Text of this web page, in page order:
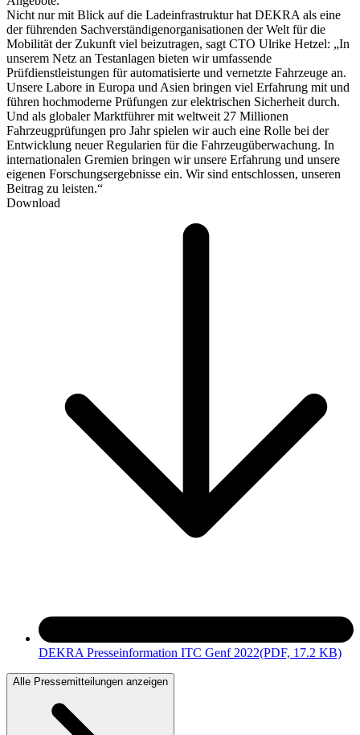
Nicht nur mit Blick auf die Ladeinfrastruktur hat DEKRA als eine
der führenden Sachverständigenorganisationen der Welt für die
Mobilität der Zukunft viel beizutragen, sagt CTO Ulrike Hetzel: „In
unserem Netz an Testanlagen bieten wir umfassende
Prüfdienstleistungen für automatisierte und vernetzte Fahrzeuge an.
Unsere Labore in Europa und Asien bringen viel Erfahrung mit und
führen hochmoderne Prüfungen zur elektrischen Sicherheit durch.
Und als globaler Marktführer mit weltweit 27 Millionen
Fahrzeugprüfungen pro Jahr spielen wir auch eine Rolle bei der
Entwicklung neuer Regularien für die Fahrzeugüberwachung. In
internationalen Gremien bringen wir unsere Erfahrung und unsere
eigenen Forschungsergebnisse ein. Wir sind entschlossen, unseren
Beitrag zu leisten.“
Download
DEKRA Presseinformation ITC Genf 2022(PDF, 17.2 KB)
Alle Pressemitteilungen anzeigen